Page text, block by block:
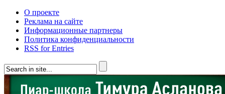
О проекте
Реклама на сайте
Информационные партнеры
Политика конфиденциальности
RSS for Entries